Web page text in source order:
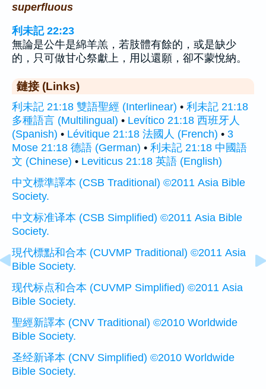
superfluous
利未記 22:23
無論是公牛是綿羊羔，若肢體有餘的，或是缺少
的，只可做甘心祭獻上，用以還願，卻不蒙悅納。
鏈接 (Links)
利未記 21:18 雙語聖經 (Interlinear) • 利未記 21:18
多種語言 (Multilingual) • Levítico 21:18 西班牙人
(Spanish) • Lévitique 21:18 法國人 (French) • 3
Mose 21:18 德語 (German) • 利未記 21:18 中國語
文 (Chinese) • Leviticus 21:18 英語 (English)
中文標準譯本 (CSB Traditional) ©2011 Asia Bible
Society.
中文标准译本 (CSB Simplified) ©2011 Asia Bible
Society.
現代標點和合本 (CUVMP Traditional) ©2011 Asia
Bible Society.
现代标点和合本 (CUVMP Simplified) ©2011 Asia
Bible Society.
聖經新譯本 (CNV Traditional) ©2010 Worldwide
Bible Society.
圣经新译本 (CNV Simplified) ©2010 Worldwide
Bible Society.